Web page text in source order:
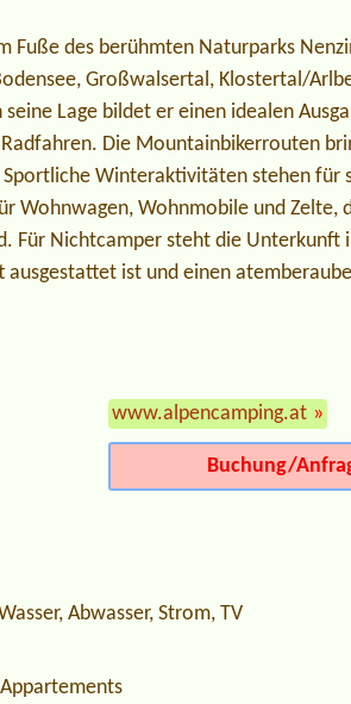
Fuße des berühmten Naturparks
Großwalsertal, Klostertal/
Lage bildet er einen idealen
Die Mountainbikerrouten
Sportliche Winteraktivitäten stehen für
Wohnwagen, Wohnmobile und Zelte,
Für Nichtcamper steht die Unterkunft
ist und einen
www.alpencamping.at »
Buchung/
Abwasser, Strom, TV